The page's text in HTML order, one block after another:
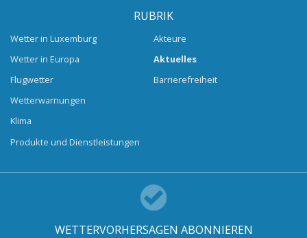
RUBRIK
Wetter in Luxemburg
Wetter in Europa
Flugwetter
Wetterwarnungen
Klima
Produkte und Dienstleistungen
Akteure
Aktuelles
Barrierefreiheit
WETTERVORHERSAGEN ABONNIEREN